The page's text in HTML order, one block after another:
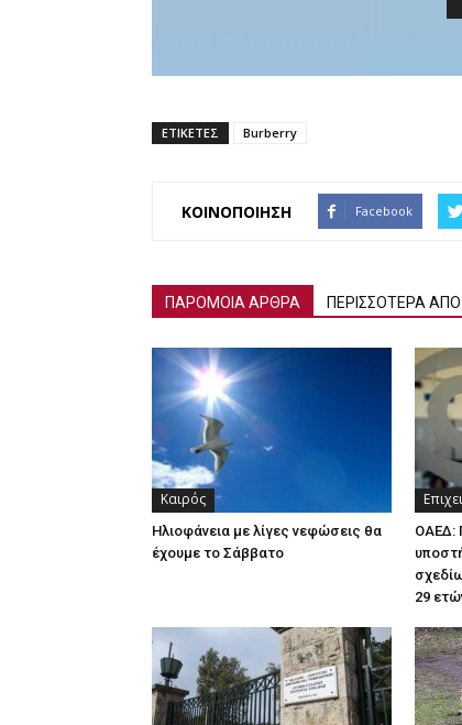
ΕΤΙΚΕΤΕΣ Burberry
ΚΟΙΝΟΠΟΙΗΣΗ Facebook
ΠΑΡΟΜΟΙΑ ΑΡΘΡΑ ΠΕΡΙΣΣΟΤΕΡΑ
Καιρός
Ηλιοφάνεια με λίγες νεφώσεις θα
έχουμε το Σάββατο
ΟΑΕΔ:
29